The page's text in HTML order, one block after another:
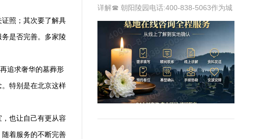
照；其次要了解具
是否完善。多家陵
追求奢华的墓葬形
特别是在北京这样
也让自己有更从容
着服务的不断完善
详解☎ 朝阳陵园电话:400-838-5063作为城
市中领先的殡葬服务提供商，朝阳陵园始终
以提供便捷、温馨、人性化的服务为己任。
其中，小型基础墓碑因其经济实惠的